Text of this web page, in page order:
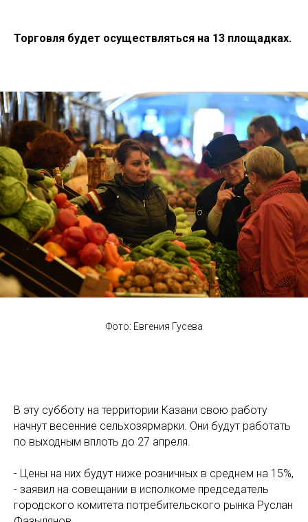
Торговля будет осуществляться на 13 площадках.
Фото: Евгения Гусева
В эту субботу на территории Казани свою работу
начнут весенние сельхозярмарки. Они будут работать
по выходным вплоть до 27 апреля.
- Цены на них будут ниже розничных в среднем на 15%,
- заявил на совещании в исполкоме председатель
городского комитета потребительского рынка Руслан